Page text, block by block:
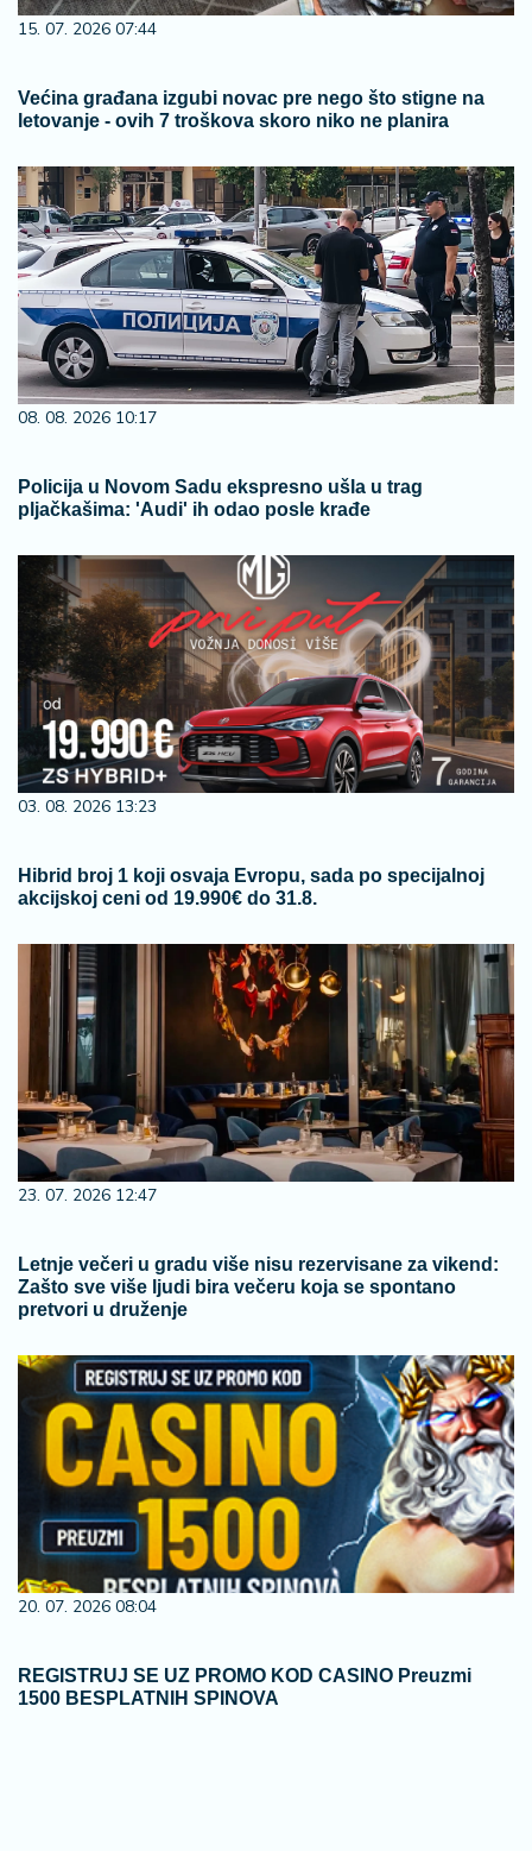
15. 07. 2026 07:44
Većina građana izgubi novac pre nego što stigne na
letovanje - ovih 7 troškova skoro niko ne planira
08. 08. 2026 10:17
Policija u Novom Sadu ekspresno ušla u trag
pljačkašima: 'Audi' ih odao posle krađe
03. 08. 2026 13:23
Hibrid broj 1 koji osvaja Evropu, sada po specijalnoj
akcijskoj ceni od 19.990€ do 31.8.
23. 07. 2026 12:47
Letnje večeri u gradu više nisu rezervisane za vikend:
Zašto sve više ljudi bira večeru koja se spontano
pretvori u druženje
20. 07. 2026 08:04
REGISTRUJ SE UZ PROMO KOD CASINO Preuzmi
1500 BESPLATNIH SPINOVA